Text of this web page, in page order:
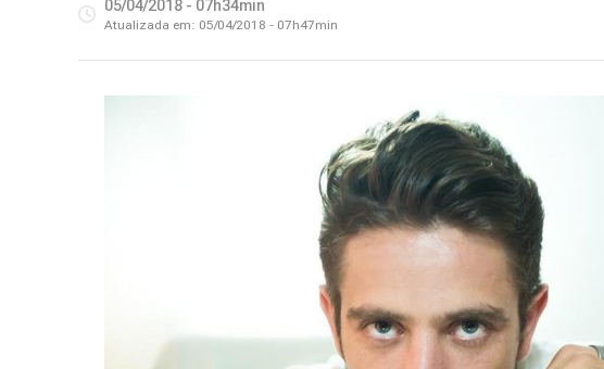
05/04/2018 - 07h34min
Atualizada em: 05/04/2018 - 07h47min